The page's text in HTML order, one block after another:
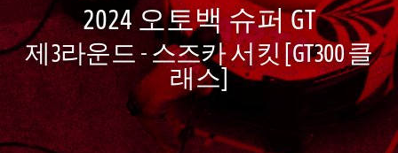
2024 오토백 슈퍼 GT
제3라운드 - 스즈카 서킷 [GT300 클
래스]